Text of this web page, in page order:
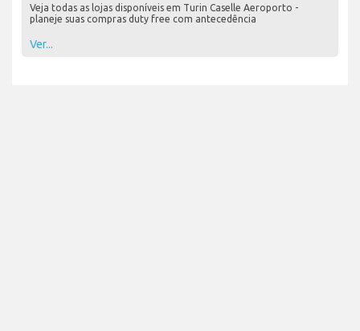
Veja todas as lojas disponíveis em Turin Caselle Aeroporto -
planeje suas compras duty free com antecedência
Ver...